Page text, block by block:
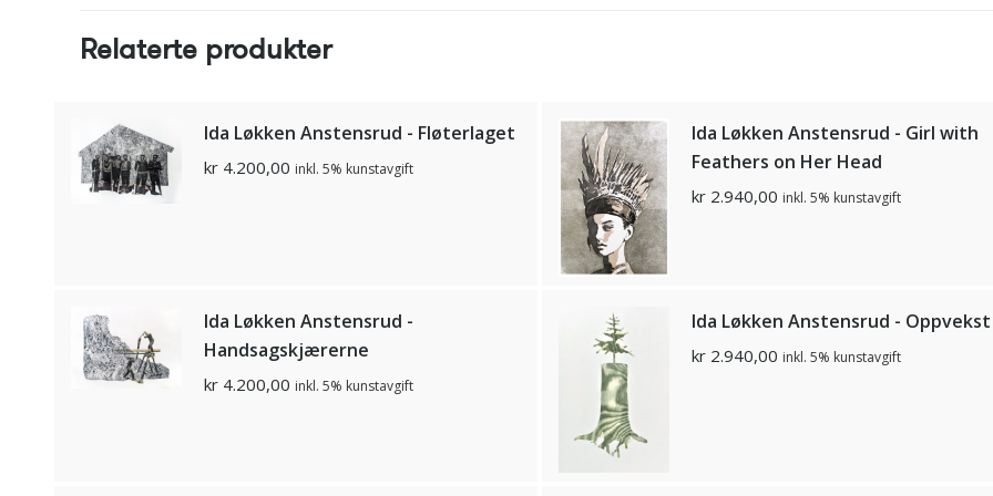
Relaterte produkter
Ida Løkken Anstensrud - Fløterlaget
kr 4.200,00 inkl. 5% kunstavgift
Ida Løkken Anstensrud - Girl with
Feathers on Her Head
kr2.940,00 inkl. 5% kunstavgift
Ida Løkken Anstensrud -
Handsagskjærerne
kr 4.200,00 inkl. 5% kunstavgift
Ida Løkken Anstensrud - Oppvekst
kr2.940,00 inkl. 5% kunstavgift